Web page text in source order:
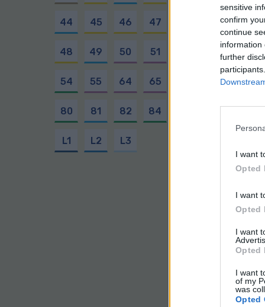
sensitive
confirm
continue
information
further
I want
Opted
I want
Opted
I want
Opted
I want
of my
was
Opted
44 45 46 47
48 49 50 51
54 55 64 65
80 81 82 84
L1 L2 L3